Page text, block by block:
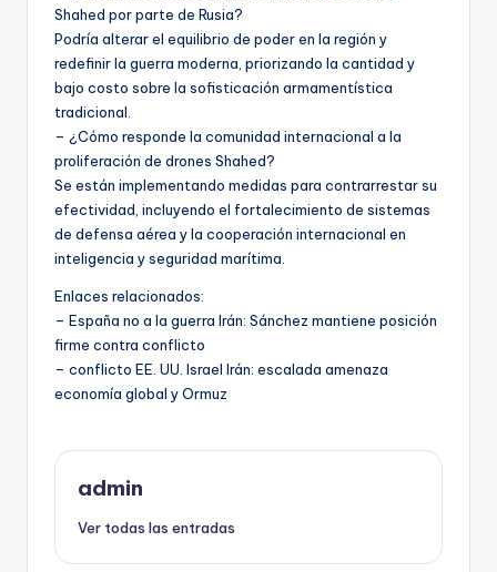
Shahed por parte de Rusia?
Podría alterar el equilibrio de poder en la región y
redefinir la guerra moderna, priorizando la cantidad y
bajo costo sobre la sofisticación armamentística
tradicional.
– ¿Cómo responde la comunidad internacional a la
proliferación de drones Shahed?
Se están implementando medidas para contrarrestar su
efectividad, incluyendo el fortalecimiento de sistemas
de defensa aérea y la cooperación internacional en
inteligencia y seguridad marítima.
Enlaces relacionados:
– España no a la guerra Irán: Sánchez mantiene posición
firme contra conflicto
– conflicto EE. UU. Israel Irán: escalada amenaza
economía global y Ormuz
admin
Ver todas las entradas